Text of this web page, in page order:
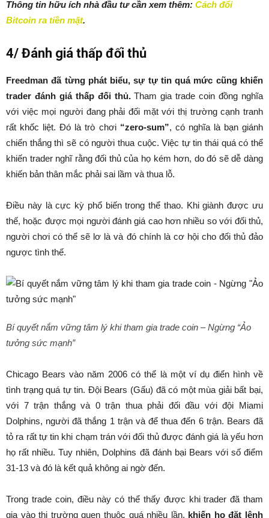
Thông tin hữu ích nhà đầu tư cần xem thêm: Cách đổi
Bitcoin ra tiền mặt.
4/ Đánh giá thấp đối thủ
Freedman đã từng phát biểu, sự tự tin quá mức cũng khiến
trader đánh giá thấp đối thủ.Tham gia trade coin đồng nghĩa
với việc mọi người đang phải đối mặt với thị trường cạnh tranh
rất khốc liệt. Đó là trò chơi “zero-sum”, có nghĩa là bạn giánh
chiến thắng thì sẽ có người thua cuộc. Việc tự tin thái quá có thể
khiến trader nghĩ rằng đối thủ của họ kém hơn, do đó sẽ dễ dàng
khiến bản thân mắc phải sai lầm và thua lỗ.
Điều này là cực kỳ phổ biến trong thể thao. Khi giành được ưu
thế, hoặc được mọi người đánh giá cao hơn nhiều so với đối thủ,
người chơi có thể sẽ lơ là và đó chính là cơ hội cho đối thủ đảo
ngược tình thế.
Bí quyết nắm vững tâm lý khi tham gia trade coin – Ngừng “Ảo
tưởng sức mạnh”
Chicago Bears vào năm 2006 có thể là một ví dụ điển hình về
tình trạng quá tự tin. Đội Bears (Gấu) đã có một mùa giải bất bại,
với 7 trận thắng và 0 trận thua phải đối đầu với đội Miami
Dolphins, người đã thắng 1 trận và để thua đến 6 trận. Bears đã
tỏ ra rất tự tin khi chạm trán với đối thủ được đánh giá là yếu hơn
họ rất nhiều. Tuy nhiên, Dolphins đã đánh bại Bears với số điểm
31-13 và đó là kết quả không ai ngờ đến.
Trong trade coin, điều này có thể thấy được khi trader đã tham
gia vào thị trường quen thuộc quá nhiều lần, khiến họ đặt lệnh